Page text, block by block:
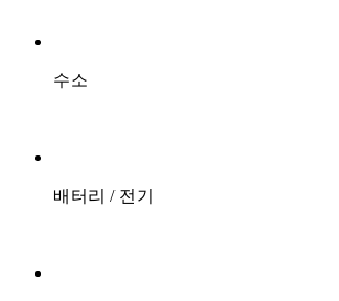
수소
배터리 / 전기